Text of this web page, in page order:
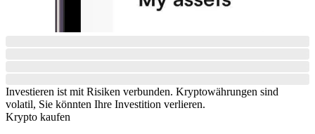
Investieren ist mit Risiken verbunden. Kryptowährungen sind
volatil, Sie könnten Ihre Investition verlieren.
Krypto kaufen